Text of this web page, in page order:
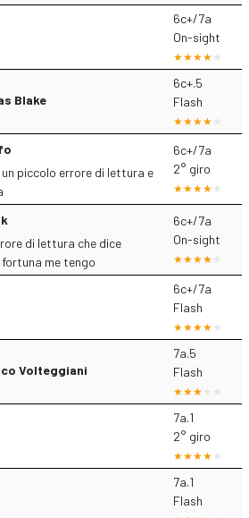
6c+/7a
On-sight
Blake
6c+.5
Flash
piccolo errore di lettura e
6c+/7a
2° giro
di lettura che dice
me tengo
6c+/7a
On-sight
6c+/7a
Flash
Volteggiani
7a.5
Flash
7a.1
2° giro
7a.1
Flash